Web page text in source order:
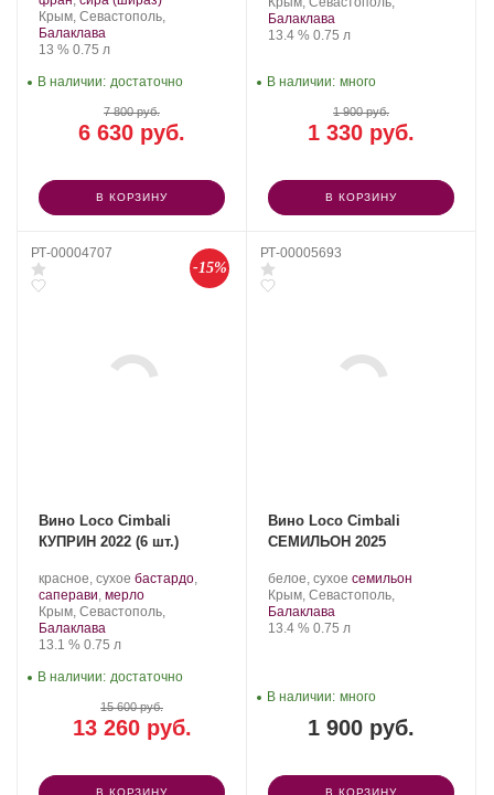
Cimbali
Winery.
винограда:
Регион:
Крым, Севастополь,
Балаклава
Крепость
13 %. Объем
0.75 л
6 630 руб.
7 800 руб.
В наличии: достаточно
В КОРЗИНУ
Cimbali
Winery.
Балаклава
Крепость
13.4 %. Объем
0.75 л
1 330 руб.
1 900 руб.
В наличии: много
В КОРЗИНУ
РТ-00004707
-15%
Вино Loco Cimbali
КУПРИН 2022 (6 шт.)
Производитель:
Loco
Cimbali
Winery.
красное, сухое .
Сорт
винограда:
бастардо,
саперави, мерло.
Регион:
Крым, Севастополь,
Балаклава
Крепость
13.1 %. Объем
0.75 л
13 260 руб.
15 600 руб.
В наличии: достаточно
В КОРЗИНУ
РТ-00005693
Вино Loco Cimbali
СЕМИЛЬОН 2025
Производитель:
Loco
Cimbali
Winery.
белое, сухое .
Сорт
семильон
Регион:
Крым, Севастополь,
Балаклава
Крепость
13.4 %. Объем
0.75 л
1 900 руб.
В наличии: много
В КОРЗИНУ